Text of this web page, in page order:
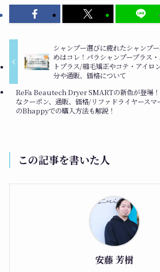
シャンプー選びに疲れたシャンプ
めはコレ！パラシャンプープラス
トプラス/縮毛矯正やコテ・アイロ
分や通販、価格について
ReFa Beautech Dryer SMARTの新色が登場
なクーポン、通販、価格/リファドライヤースマ
のBhappyでの購入方法も解説！
この記事を書いた人
安藤 芳樹